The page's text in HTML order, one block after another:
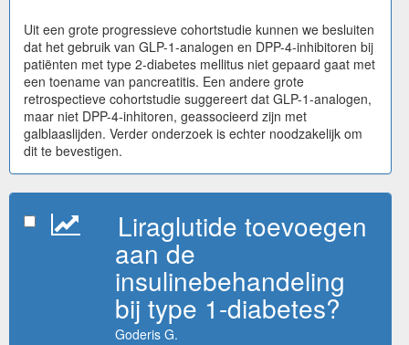
Uit een grote progressieve cohortstudie kunnen we besluiten
dat het gebruik van GLP-1-analogen en DPP-4-inhibitoren bij
patiënten met type 2-diabetes mellitus niet gepaard gaat met
een toename van pancreatitis. Een andere grote
retrospectieve cohortstudie suggereert dat GLP-1-analogen,
maar niet DPP-4-inhitoren, geassocieerd zijn met
galblaaslijden. Verder onderzoek is echter noodzakelijk om
dit te bevestigen.
Liraglutide toevoegen
aan de
insulinebehandeling
bij type 1-diabetes?
Goderis G.